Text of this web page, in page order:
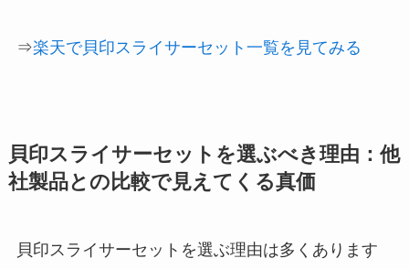
⇒楽天で貝印スライサーセット一覧を見てみる
貝印スライサーセットを選ぶべき理由：他
社製品との比較で見えてくる真価
貝印スライサーセットを選ぶ理由は多くあります